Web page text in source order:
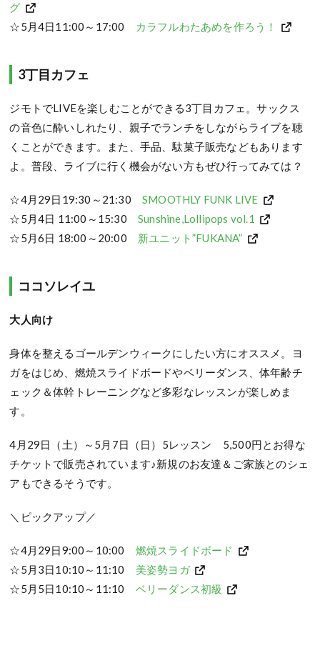
グ
☆5月4日11:00～17:00
カラフルわたあめを作ろう！
3丁目カフェ
ジモトでLIVEを楽しむことができる3丁目カフェ。サックス
の音色に酔いしれたり、親子でランチをしながらライブを聴
くことができます。また、手品、駄菓子販売などもあります
よ。普段、ライブに行く機会がない方もぜひ行ってみては？
☆4月29日19:30～21:30SMOOTHLY FUNK LIVE
☆5月4日 11:00～15:30Sunshine,Lollipops vol.1
☆5月6日 18:00～20:00 新ユニット”FUKANA”
ココソレイユ
大人向け
身体を整えるゴールデンウィークにしたい方にオススメ。ヨ
ガをはじめ、燃焼スライドボードやベリーダンス、体年齢チ
ェック＆体幹トレーニングなど多彩なレッスンが楽しめま
す。
4月29日（土）～5月7日（日）5レッスン 5,500円とお得な
チケットで販売されています♪新規のお友達＆ご家族とのシェ
アもできるそうです。
＼ピックアップ／
☆4月29日9:00～10:00 燃焼スライドボード
☆5月3日10:10～11:10 美姿勢ヨガ
☆5月5日10:10～11:10 ベリーダンス初級